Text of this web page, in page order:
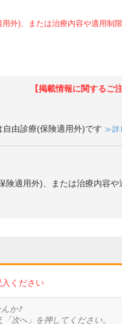
外)、または治療内容や適用制
【掲載情報に関するご注
自由診療(保険適用外)です 詳
険適用外)、または治療内容
ください